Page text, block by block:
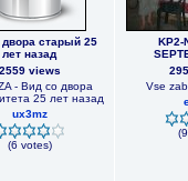
старый 25
лет назад
2559 views
- Вид со двора
25 лет назад
ux3mz
(6 votes)
KP2-
Vse